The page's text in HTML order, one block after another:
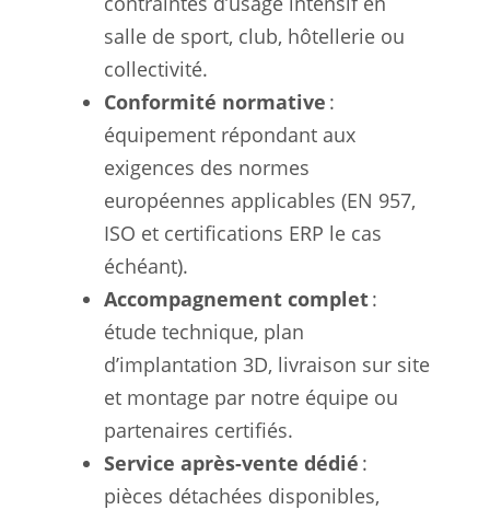
salle de sport, club, hôtellerie ou
collectivité.
Conformité normative :
équipement répondant aux
exigences des normes
européennes applicables (EN 957,
ISO et certifications ERP le cas
échéant).
Accompagnement complet:
étude technique, plan
d’implantation 3D, livraison sur site
et montage par notre équipe ou
partenaires certifiés.
Service après-vente dédié :
pièces détachées disponibles,